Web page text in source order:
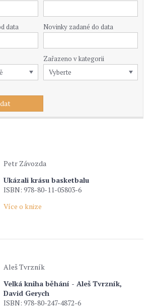
data Novinky zadané do data
Zařazeno v kategorii
Petr Závozda
Ukázali krásu basketbalu
ISBN: 978-80-11-05803-6
Více o knize
Aleš Tvrzník
Velká kniha běhání - Aleš Tvrzník,
David Gerych
ISBN: 978-80-247-4872-6